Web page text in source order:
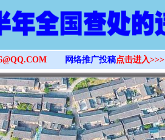
网络推广投稿点击进入>>>